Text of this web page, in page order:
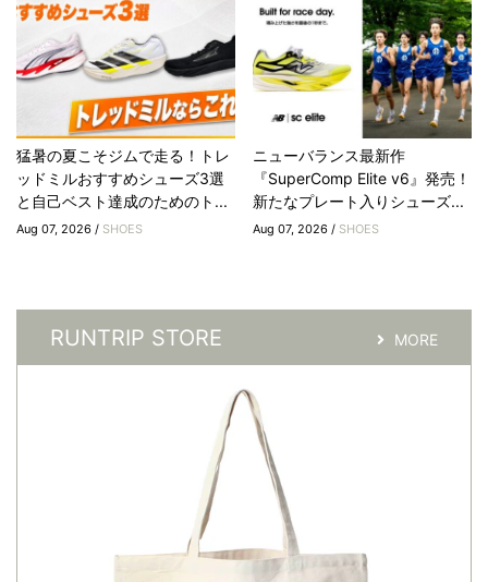
猛暑の夏こそジムで走る！トレ
ッドミルおすすめシューズ3選
と自己ベスト達成のためのト...
Aug 07, 2026 / SHOES
ニューバランス最新作
『SuperComp Elite v6』発売！
新たなプレート入りシューズ...
Aug 07, 2026 / SHOES
RUNTRIP STORE MORE